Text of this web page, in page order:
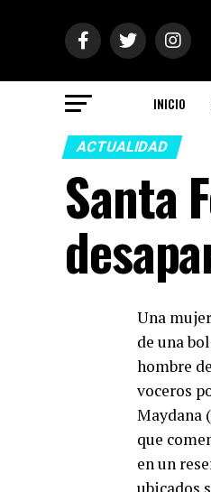
INICIO
ACTUALIDAD
Santa
Una
de una
hombre
voceros
Maydana
que
en un